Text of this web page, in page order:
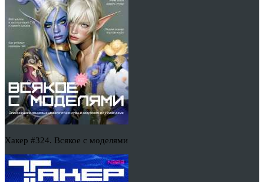
Хакер #324. Всякое с моделями